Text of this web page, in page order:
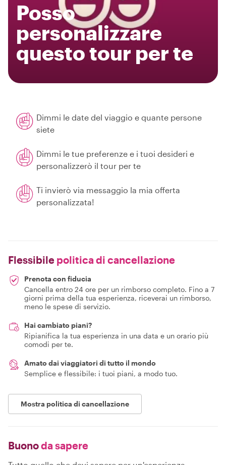
Posso
personalizzare
questo tour per te
Dimmi le date del viaggio e quante persone
siete
Dimmi le tue preferenze e i tuoi desideri e
personalizzerò il tour per te
Ti invierò via messaggio la mia offerta
personalizzata!
Flessibile politica di cancellazione
Prenota con fiducia
Cancella entro 24 ore per un rimborso completo. Fino a 7
giorni prima della tua esperienza, riceverai un rimborso,
meno le spese di servizio.
Hai cambiato piani?
Ripianifica la tua esperienza in una data e un orario più
comodi per te.
Amato dai viaggiatori di tutto il mondo
Semplice e flessibile: i tuoi piani, a modo tuo.
Mostra politica di cancellazione
Buonoda sapere